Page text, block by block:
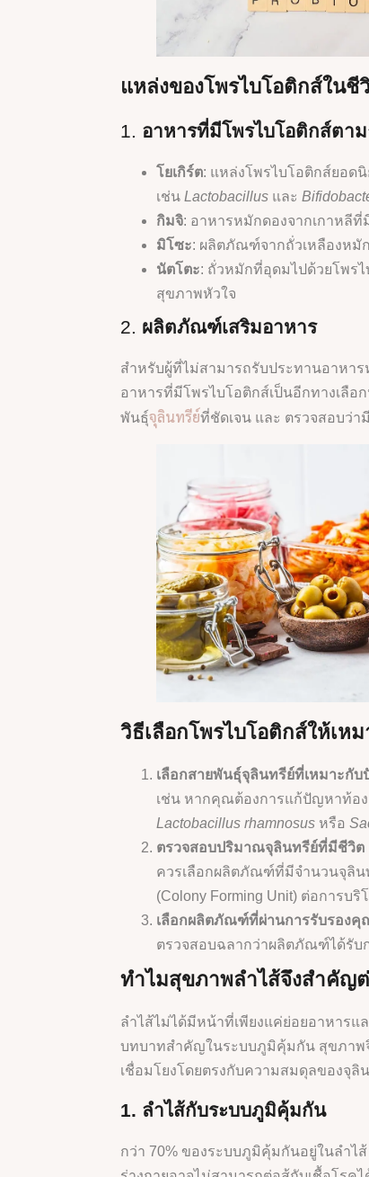
แหล่งของโพรไบโอติกส์ในชี
1. อาหารที่มีโพรไบโอติกส์ตา
โยเกิร์ต: แหล่งโพรไบโอติกส์ยอด
เช่น Lactobacillusและ
กิมจิ: อาหารหมักดองจากเกาหลี
มิโซะ: ผลิตภัณฑ์จากถั่วเหลืองห
นัตโตะ: ถั่วหมักที่อุดมไปด้วยโพร
สุขภาพหัวใจ
2. ผลิตภัณฑ์เสริมอาหาร
สำหรับผู้ที่ไม่สามารถรับประทานอาหา
อาหารที่มีโพรไบโอติกส์เป็นอีกทางเลื
พันธุ์จุลินทรีย์ที่ชัดเจน และ ตรวจสอบว่
วิธีเลือกโพรไบโอติกส์ให้เห
เลือกสายพันธุ์จุลินทรีย์ที่เหมาะกั
เช่น หากคุณต้องการแก้ปัญหาท้อง
Lactobacillus rhamnosusหรือ
ตรวจสอบปริมาณจุลินทรีย์ที่มีชีวิต
ควรเลือกผลิตภัณฑ์ที่มีจำนวนจุลิน
(Colony Forming Unit) ต่อการบริ
เลือกผลิตภัณฑ์ที่ผ่านการรับรองคุ
ตรวจสอบฉลากว่าผลิตภัณฑ์ได้รับ
ทำไมสุขภาพลำไส้จึงสำคัญ
ลำไส้ไม่ได้มีหน้าที่เพียงแค่ย่อยอาหารแ
บทบาทสำคัญในระบบภูมิคุ้มกัน สุขภาพ
เชื่อมโยงโดยตรงกับความสมดุลของจุลิ
1. ลำไส้กับระบบภูมิคุ้มกัน
กว่า 70% ของระบบภูมิคุ้มกันอยู่ในลำไ